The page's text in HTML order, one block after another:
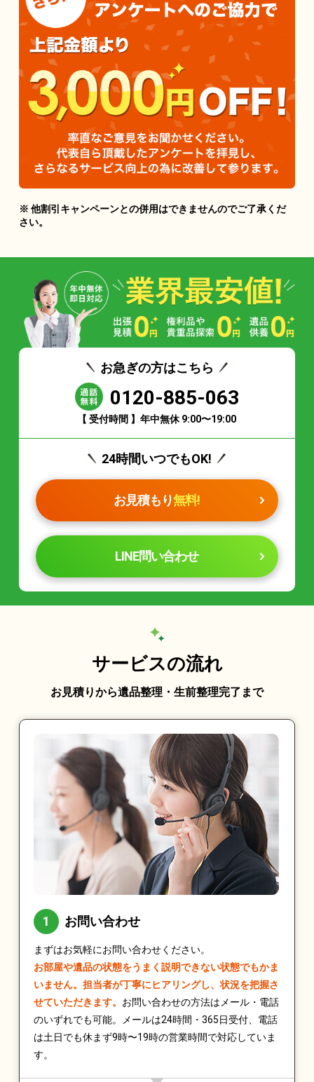
※ 他割引キャンペーンとの併用はできませんのでご了承くだ
さい。
お急ぎの方はこちら
0120-885-063
【 受付時間 】年中無休 9:00〜19:00
24時間いつでもOK!
お見積もり無料!
LINE問い合わせ
サービスの流れ
お見積りから遺品整理・生前整理完了まで
お問い合わせ
まずはお気軽にお問い合わせください。
お部屋や遺品の状態をうまく説明できない状態でもかま
いません。担当者が丁寧にヒアリングし、状況を把握さ
せていただきます。 お問い合わせの方法はメール・電話
のいずれでも可能。メールは24時間・365日受付、電話
は土日でも休まず9時〜19時の営業時間で対応していま
す。